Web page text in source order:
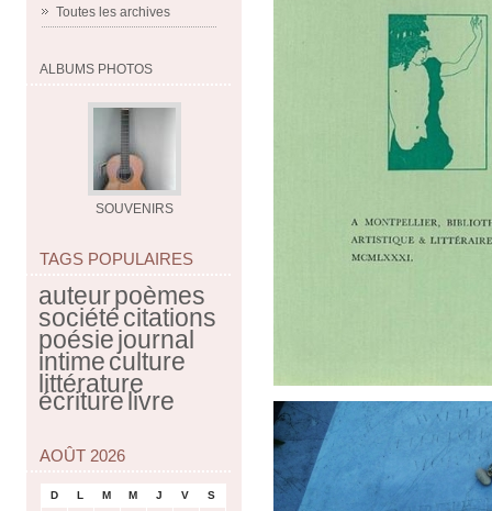
Toutes les archives
ALBUMS PHOTOS
SOUVENIRS
TAGS POPULAIRES
auteurpoèmes
sociétécitations
poésiejournal
intimeculture
littérature
écriturelivre
AOÛT 2026
D L M M J V
S